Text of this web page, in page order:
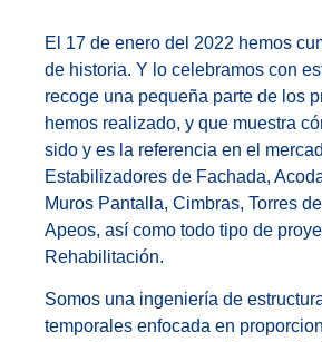
El 17 de enero del 2022 hemos
de historia. Y lo celebramos con
recoge una pequeña parte de los
hemos realizado, y que muestra
sido y es la referencia en el
Estabilizadores de Fachada,
Muros Pantalla, Cimbras, Torres
Apeos, así como todo tipo de
Rehabilitación.
Somos una ingeniería de
temporales enfocada en